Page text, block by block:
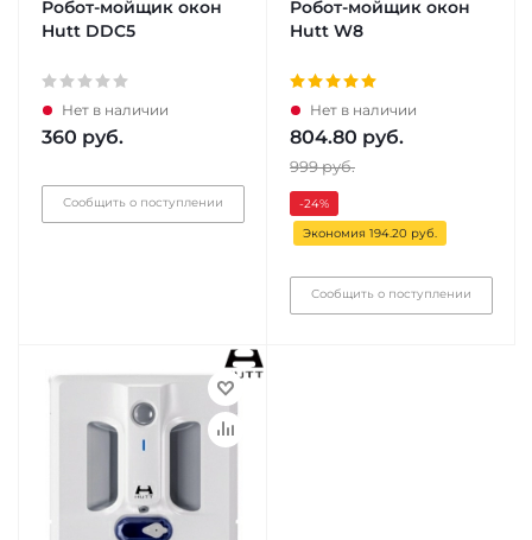
Робот-мойщик окон
Hutt DDC5
Нет в наличии
360 руб.
Сообщить о поступлении
Робот-мойщик окон
Hutt W8
Нет в наличии
804.80 руб.
999руб.
-24%
Экономия 194.20 руб.
Сообщить о поступлении